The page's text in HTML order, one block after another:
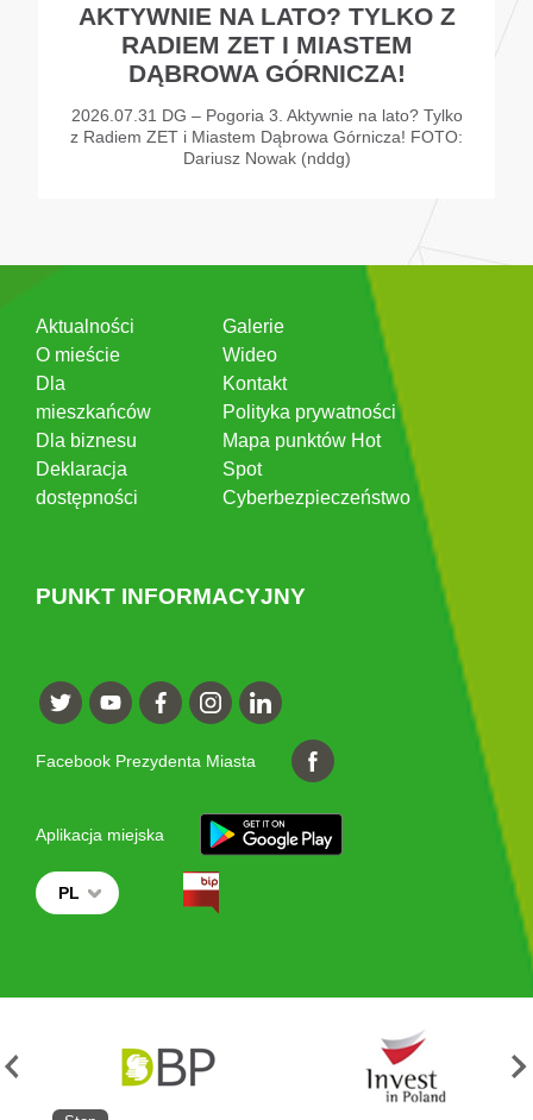
AKTYWNIE NA LATO? TYLKO Z
RADIEM ZET I MIASTEM
DĄBROWA GÓRNICZA!
2026.07.31 DG – Pogoria 3. Aktywnie na lato? Tylko
z Radiem ZET i Miastem Dąbrowa Górnicza! FOTO:
Dariusz Nowak (nddg)
Aktualności
O mieście
Dla
mieszkańców
Dla biznesu
Deklaracja
dostępności
Galerie
Wideo
Kontakt
Polityka prywatności
Mapa punktów Hot
Spot
Cyberbezpieczeństwo
PUNKT INFORMACYJNY
Facebook Prezydenta Miasta
Aplikacja miejska
PL